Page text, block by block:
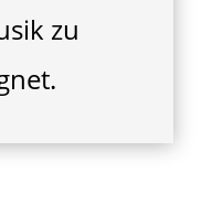
zu